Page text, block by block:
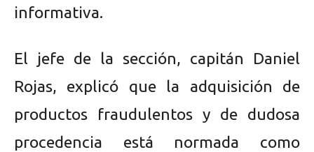
informativa.
El jefe de la sección, capitán Daniel
Rojas, explicó que la adquisición de
productos fraudulentos y de dudosa
procedencia está normada como